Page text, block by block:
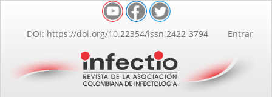
Contenido
principal
lateral
DOI: https://doi.org/10.22354/issn.2422-3794 Entrar